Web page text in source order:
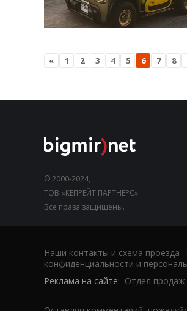
« 1 2 3 4 5 6 7 8
© 2000-2024,
ТОВ «КЕПРЕЙТ ПАРТНЕРС».
Все права защищены.
Наши контакты и схема проезда
конфиденциальности и
Реклама на сайте: Отдел